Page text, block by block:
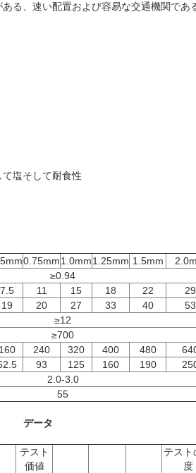
る、速い配置および容易な交通機関であ
塩そして耐食性
0.75mm1.0mm1.25mm 1.5mm
≥0.94
7.5 11 15 18 22
29
19 20 27 33 40
53
≥12
≥700
160 240 320 400 480
93 125 160 190
2.0-3.0
55
データ
テスト
価値
テスト
度